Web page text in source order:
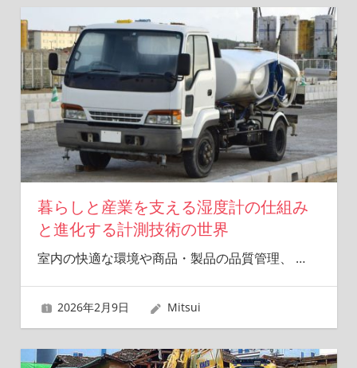
暮らしと産業を支える湿度計の仕組み
と進化する計測技術の世界
室内の快適な環境や商品・製品の品質管理、 …
2026年2月9日 Mitsui